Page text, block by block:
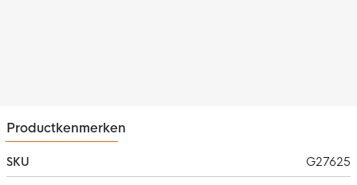
Productkenmerken
SKU
G27625